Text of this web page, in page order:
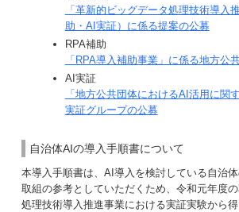
「革新的ビッグデータ処理技術導入
助・AI実証）に係る提案の公募
RPA補助
「RPA導入補助事業」に係る地方公
AI実証
「地方公共団体におけるAI活用に関
実証グループの公募
自治体AIの導入手順書について
本導入手順書は、AI導入を検討している自治
取組の参考としていただくため、令和元年度
処理技術導入推進事業における実証実験から得